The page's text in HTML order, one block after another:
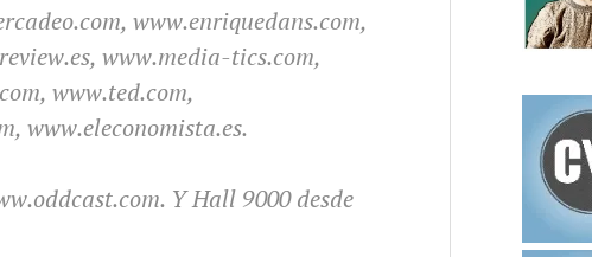
www.enriquedans.com,
www.media-tics.com,
www.ted.com,
www.eleconomista.es.
Y Hall 9000 desde